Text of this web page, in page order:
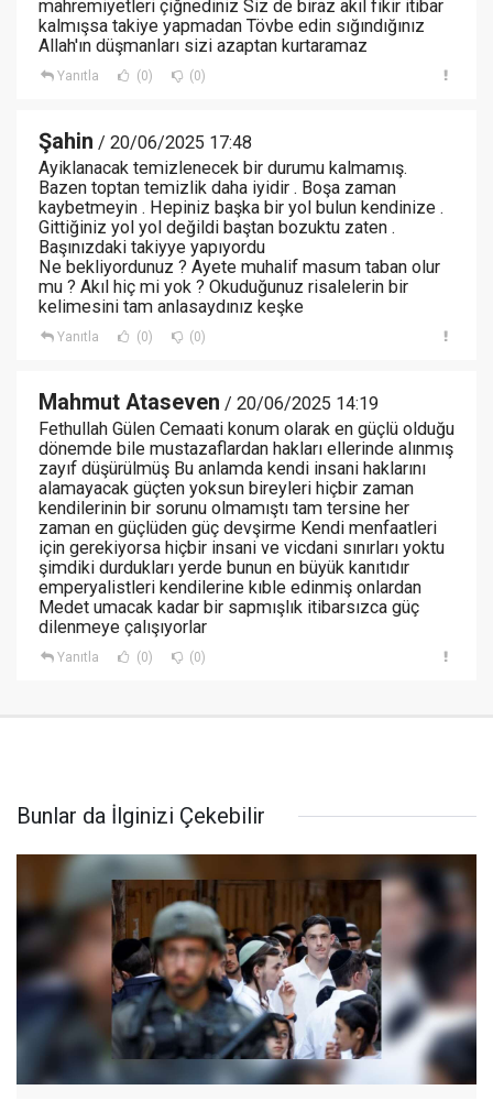
mahremiyetleri çiğnediniz Siz de biraz akıl fikir itibar
kalmışsa takiye yapmadan Tövbe edin sığındığınız
Allah'ın düşmanları sizi azaptan kurtaramaz
Yanıtla (0) (0)
Şahin / 20/06/2025 17:48
Ayiklanacak temizlenecek bir durumu kalmamış.
Bazen toptan temizlik daha iyidir . Boşa zaman
kaybetmeyin . Hepiniz başka bir yol bulun kendinize .
Gittiğiniz yol yol değildi baştan bozuktu zaten .
Başınızdaki takiyye yapıyordu
Ne bekliyordunuz ? Ayete muhalif masum taban olur
mu ? Akıl hiç mi yok ? Okuduğunuz risalelerin bir
kelimesini tam anlasaydınız keşke
Yanıtla (0) (0)
Mahmut Ataseven / 20/06/2025 14:19
Fethullah Gülen Cemaati konum olarak en güçlü olduğu
dönemde bile mustazaflardan hakları ellerinde alınmış
zayıf düşürülmüş Bu anlamda kendi insani haklarını
alamayacak güçten yoksun bireyleri hiçbir zaman
kendilerinin bir sorunu olmamıştı tam tersine her
zaman en güçlüden güç devşirme Kendi menfaatleri
için gerekiyorsa hiçbir insani ve vicdani sınırları yoktu
şimdiki durdukları yerde bunun en büyük kanıtıdır
emperyalistleri kendilerine kıble edinmiş onlardan
Medet umacak kadar bir sapmışlık itibarsızca güç
dilenmeye çalışıyorlar
Yanıtla (0) (0)
Bunlar da İlginizi Çekebilir